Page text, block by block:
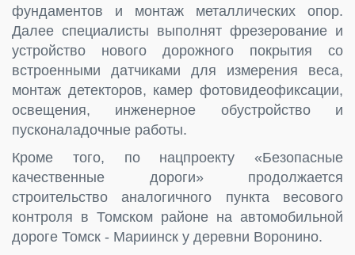
фундаментов и монтаж металлических опор.
Далее специалисты выполнят фрезерование и
устройство нового дорожного покрытия со
встроенными датчиками для измерения веса,
монтаж детекторов, камер фотовидеофиксации,
освещения, инженерное обустройство и
пусконаладочные работы.
Кроме того, по нацпроекту «Безопасные
качественные дороги» продолжается
строительство аналогичного пункта весового
контроля в Томском районе на автомобильной
дороге Томск ‑ Мариинск у деревни Воронино.